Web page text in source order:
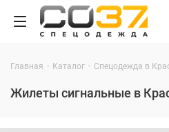
Главная - Каталог - Спецодежда в
Жилеты сигнальные в